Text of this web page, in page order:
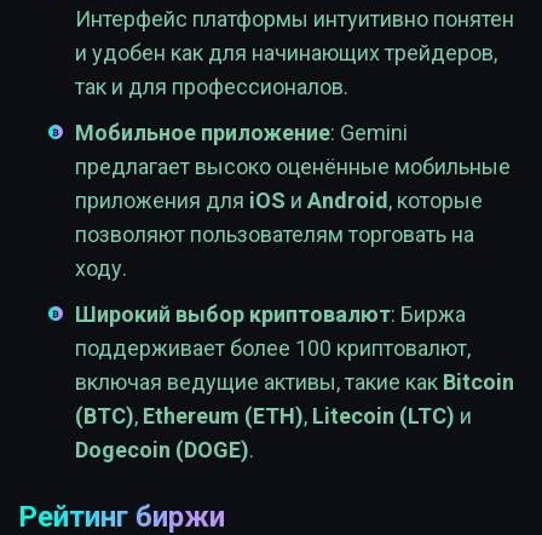
Интерфейс платформы интуитивно понятен
и удобен как для начинающих трейдеров,
так и для профессионалов.
Мобильное приложение: Gemini
предлагает высоко оценённые мобильные
приложения для iOS и Android , которые
позволяют пользователям торговать на
ходу.
Широкий выбор криптовалют: Биржа
поддерживает более 100 криптовалют,
включая ведущие активы, такие как Bitcoin
(BTC), Ethereum (ETH), Litecoin (LTC) и
Dogecoin (DOGE).
Рейтинг биржи